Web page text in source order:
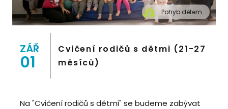
" alt="Cvičení pro děti "Pohyb dětem", Praha 2,
Prostor 8">
Pohyb dětem
ZÁŘ
01
Cvičení rodičů s dětmi (21-27
měsíců)
Na "Cvičení rodičů s dětmi" se budeme zabývat